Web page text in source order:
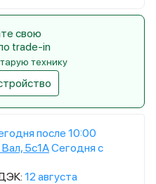
после 10:00
5с1АСегодня с
12 августа
свою
trade-in
технику